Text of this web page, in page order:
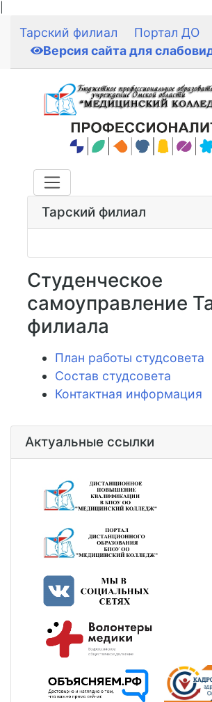
Тарский филиал Портал ДО
Версия сайта для
Студенческое
самоуправление
филиала
План работы студсовета
Состав студсовета
Контактная информация
Тарский филиал
Актуальные ссылки